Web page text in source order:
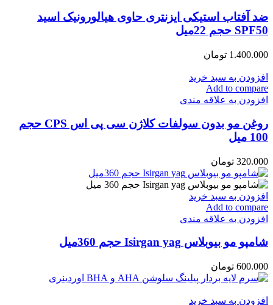
ضد آفتاب استیکی ایزنتری حاوی هیالورونیک اسید
SPF50 حجم 22میل
1.400.000 تومان
افزودن به سبد خرید
Add to compare
افزودن به علاقه مندی
روغن مو بدون سولفات کلاژن سی پی اس CPS حجم
100 میل
320.000 تومان
افزودن به سبد خرید
Add to compare
افزودن به علاقه مندی
شامپو مو بیوبلاس Isirgan yag حجم 360میل
600.000 تومان
افزودن به سبد خرید